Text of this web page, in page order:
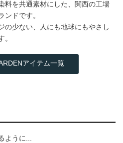
料を共通素材にした、関西の工場
ンドです。
の少ない、人にも地球にもやさし
。
アイテム一覧
ように...